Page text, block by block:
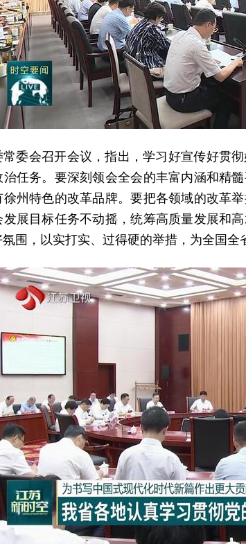
常委会召开会议，指出，学习好宣传好贯
任务。要深刻领会全会的丰富内涵和精
州特色的改革品牌。要把各领域的改革
展目标任务不动摇，统筹高质量发展和
围，以实打实、过得硬的举措，为全国全